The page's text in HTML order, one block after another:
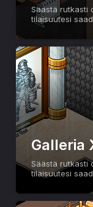
Säästä rutkasti
tilaisuutesi
alennettuun
valikoimastamme.
Galleria
Säästä rutkasti
tilaisuutesi
alennettuun